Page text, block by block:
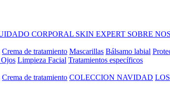
CORPORAL SKIN EXPERT SOBRE
Crema de tratamiento Mascarillas Bálsamo labial
Limpieza Facial Tratamientos específicos
Crema de tratamiento COLECCION NAVIDAD